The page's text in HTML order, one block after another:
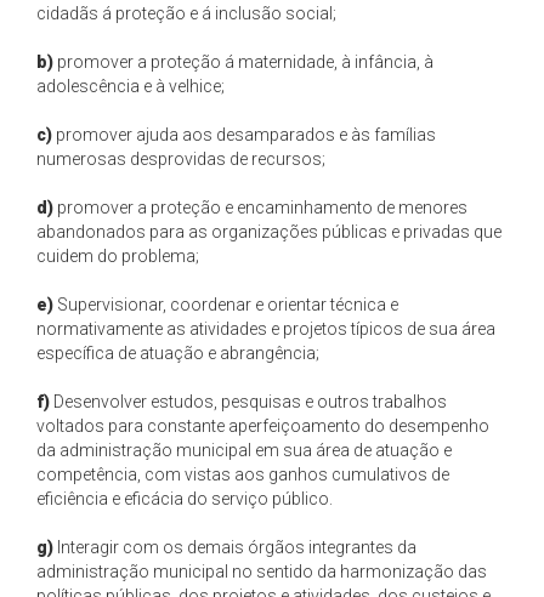
cidadãs á proteção e á inclusão social;
b) promover a proteção á maternidade, à infância, à
adolescência e à velhice;
c) promover ajuda aos desamparados e às famílias
numerosas desprovidas de recursos;
d) promover a proteção e encaminhamento de menores
abandonados para as organizações públicas e privadas que
cuidem do problema;
e) Supervisionar, coordenar e orientar técnica e
normativamente as atividades e projetos típicos de sua área
específica de atuação e abrangência;
f) Desenvolver estudos, pesquisas e outros trabalhos
voltados para constante aperfeiçoamento do desempenho
da administração municipal em sua área de atuação e
competência, com vistas aos ganhos cumulativos de
eficiência e eficácia do serviço público.
g) Interagir com os demais órgãos integrantes da
administração municipal no sentido da harmonização das